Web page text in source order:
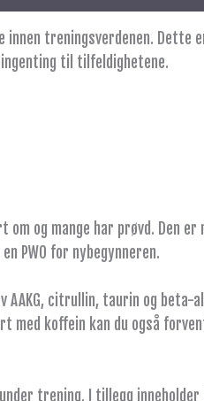
treningsverdenen. Dette
til tilfeldighetene.
og mange har prøvd. Den
PWO for nybegynneren.
AAKG, citrullin, taurin og
koffein kan du også
trening. I tillegg